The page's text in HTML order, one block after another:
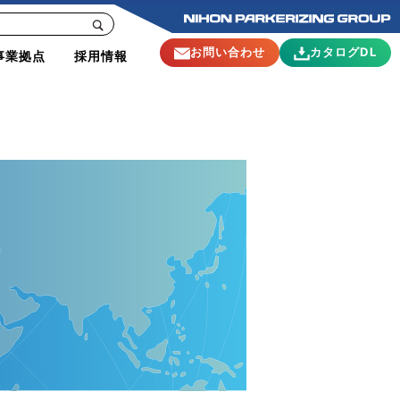
業拠点 採用情報 お問い合わせ カタログDL